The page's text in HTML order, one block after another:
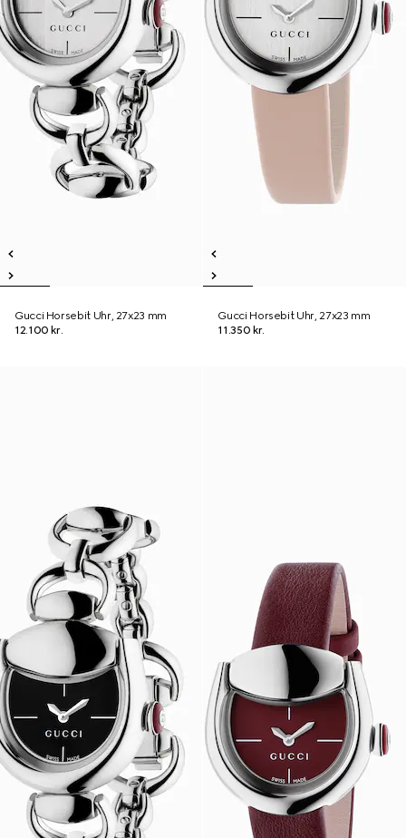
Gucci Horsebit Uhr, 27x23 mm
12.100 kr.
Gucci Horsebit Uhr, 27x23 mm
11.350 kr.